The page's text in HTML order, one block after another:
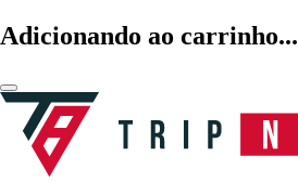
Adicionando ao carrinho...